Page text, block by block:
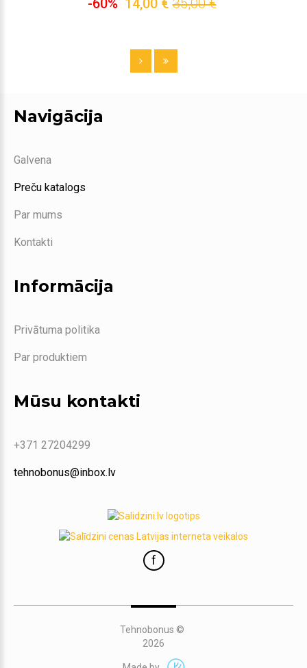
-60% 14,00 € 35,00 €
Navigācija
Galvena
Preču katalogs
Par mums
Kontakti
Informācija
Privātuma politika
Par produktiem
Mūsu kontakti
+371 27204299
tehnobonus@inbox.lv
f
Tehnobonus ©
2026